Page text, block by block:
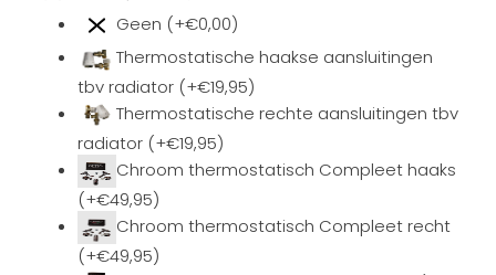
Geen (+€0,00)
Thermostatische haakse aansluitingen
tbv radiator (+€19,95)
Thermostatische rechte aansluitingen tbv
radiator (+€19,95)
Chroom thermostatisch Compleet haaks
(+€49,95)
Chroom thermostatisch Compleet recht
(+€49,95)